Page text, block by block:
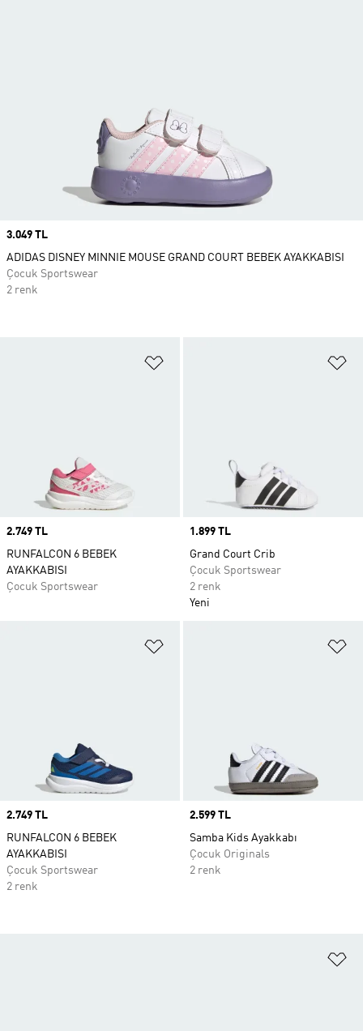
Price
2.749 TL
RUNFALCON 6 BEBEK
AYAKKABISI
Çocuk Sportswear
Price
1.899 TL
Grand Court Crib
Çocuk Sportswear
2 renk
Yeni
Price
2.749 TL
RUNFALCON 6 BEBEK
AYAKKABISI
Çocuk Sportswear
2 renk
Price
2.599 TL
Samba Kids Ayakkabı
Çocuk Originals
2 renk
Price
3.049 TL
ADIDAS DISNEY MINNIE MOUSE GRAND COURT BEBEK AYAKKABISI
Çocuk Sportswear
2 renk